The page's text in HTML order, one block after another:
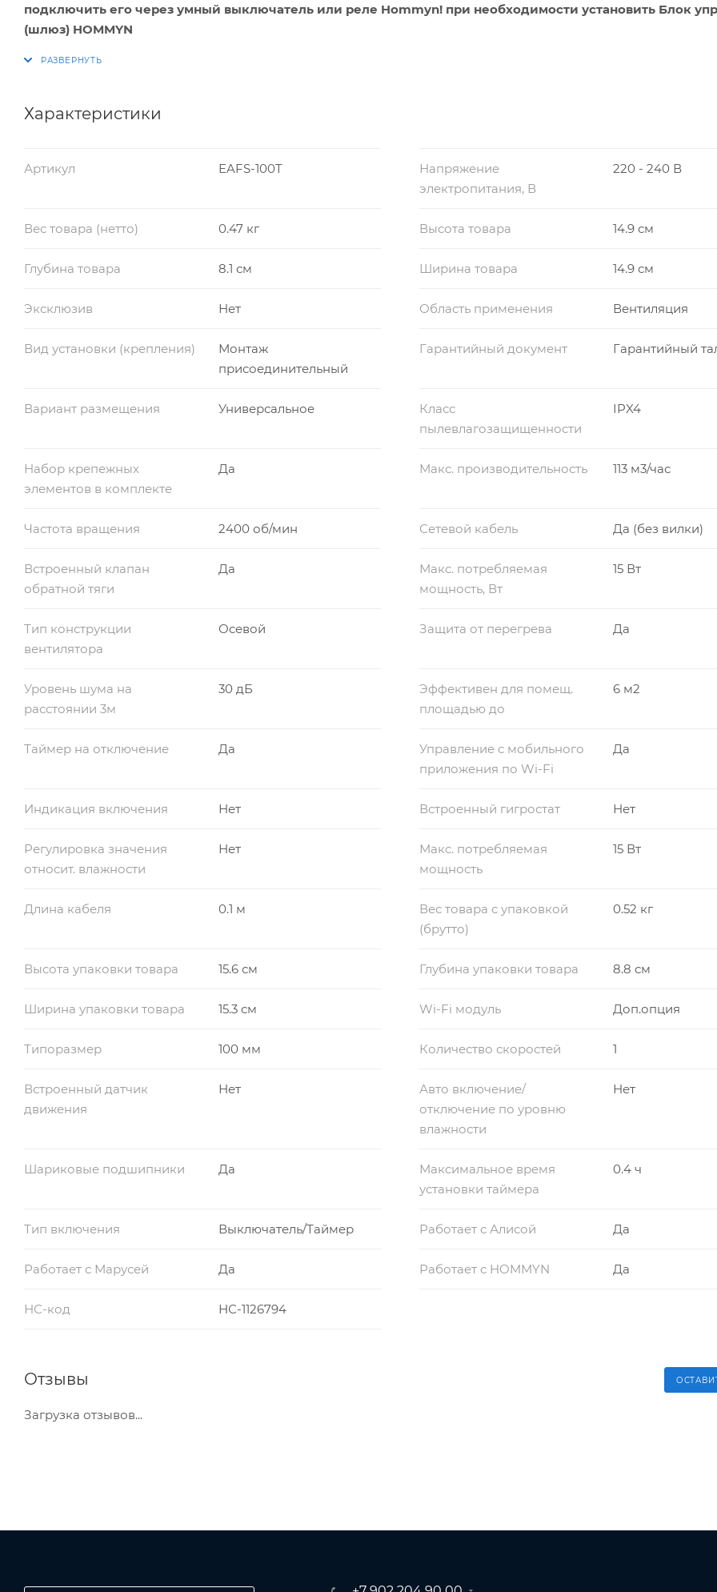
подключить его через умный выключатель или реле Hommyn! при необходимости установить Блок
(шлюз) HOMMYN
Характеристики
Артикул EAFS-100T
Напряжение
электропитания, В
220 - 240 В
Вес товара (нетто) 0.47 кг Высота товара 14.9 см
Глубина товара 8.1 см Ширина товара 14.9 см
Эксклюзив Нет Область применения Вентиляция
Вид установки (крепления)
Монтаж
присоединительный
Гарантийный документ Гарантийный
Вариант размещения Универсальное
Класс
пылевлагозащищенности
IPX4
Набор крепежных
элементов в комплекте
Да Макс. производительность 113 м3/час
Частота вращения 2400 об/мин Сетевой кабель Да (без вилки)
Встроенный клапан
обратной тяги
Да
Макс. потребляемая
мощность, Вт
15 Вт
Тип конструкции
вентилятора
Осевой Защита от перегрева Да
Уровень шума на
расстоянии 3м
30 дБ
Эффективен для помещ.
площадью до
6 м2
Таймер на отключение Да
Управление c мобильного
приложения по Wi-Fi
Да
Индикация включения Нет Встроенный гигростат Нет
Регулировка значения
относит. влажности
Нет
Макс. потребляемая
мощность
15 Вт
Длина кабеля 0.1 м
Вес товара с упаковкой
(брутто)
0.52 кг
Высота упаковки товара 15.6 см Глубина упаковки товара 8.8 см
Ширина упаковки товара 15.3 см Wi-Fi модуль Доп.опция
Типоразмер 100 мм Количество скоростей 1
Встроенный датчик
движения
Нет
Авто включение/
отключение по уровню
влажности
Нет
Шариковые подшипники Да
Максимальное время
установки таймера
0.4 ч
Тип включения Выключатель/Таймер Работает с Алисой Да
Работает с Марусей Да Работает с HOMMYN Да
НС-код НС-1126794
Отзывы
Загрузка отзывов...